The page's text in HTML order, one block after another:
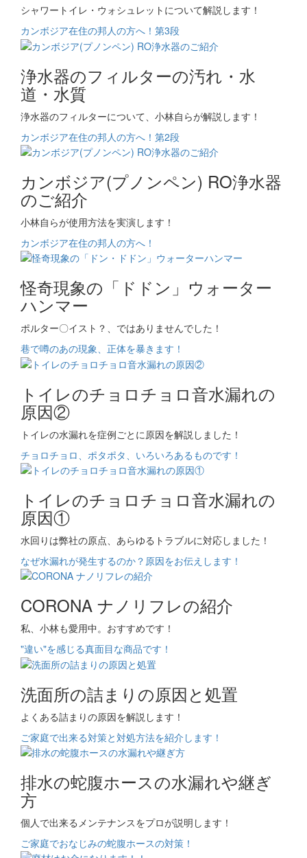
シャワートイレ・ウォシュレットについて解説します！
カンボジア在住の邦人の方へ！第3段
浄水器のフィルターの汚れ・水
道・水質
浄水器のフィルターについて、小林自らが解説します！
カンボジア在住の邦人の方へ！第2段
カンボジア(プノンペン) RO浄水器
のご紹介
小林自らが使用方法を実演します！
カンボジア在住の邦人の方へ！
怪奇現象の「ドドン」ウォーター
ハンマー
ポルター〇イスト？、ではありませんでした！
巷で噂のあの現象、正体を暴きます！
トイレのチョロチョロ音水漏れの
原因②
トイレの水漏れを症例ごとに原因を解説しました！
チョロチョロ、ポタポタ、いろいろあるものです！
トイレのチョロチョロ音水漏れの
原因①
水回りは弊社の原点、あらゆるトラブルに対応しました！
なぜ水漏れが発生するのか？原因をお伝えします！
CORONA ナノリフレの紹介
私、小林も愛用中。おすすめです！
"違い"を感じる真面目な商品です！
洗面所の詰まりの原因と処置
よくある詰まりの原因を解説します！
ご家庭で出来る対策と対処方法を紹介します！
排水の蛇腹ホースの水漏れや継ぎ
方
個人で出来るメンテナンスをプロが説明します！
ご家庭でおなじみの蛇腹ホースの対策！